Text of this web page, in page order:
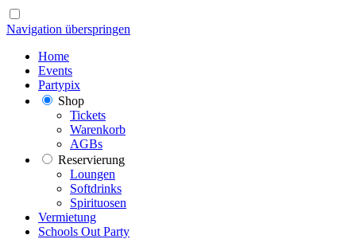
Navigation überspringen
Home
Events
Partypix
Shop
Tickets
Warenkorb
AGBs
Reservierung
Loungen
Softdrinks
Spirituosen
Vermietung
Schools Out Party